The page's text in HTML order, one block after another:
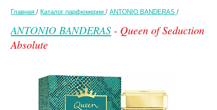
Главная / Каталог парфюмерии /ANTONIO BANDERAS /
ANTONIO BANDERAS - Queen of Seduction
Absolute